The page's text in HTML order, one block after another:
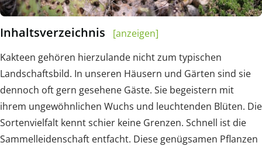
Inhaltsverzeichnis
[anzeigen]
Kakteen gehören hierzulande nicht zum typischen
Landschaftsbild. In unseren Häusern und Gärten sind sie
dennoch oft gern gesehene Gäste. Sie begeistern mit
ihrem ungewöhnlichen Wuchs und leuchtenden Blüten. Die
Sortenvielfalt kennt schier keine Grenzen. Schnell ist die
Sammelleidenschaft entfacht. Diese genügsamen Pflanzen